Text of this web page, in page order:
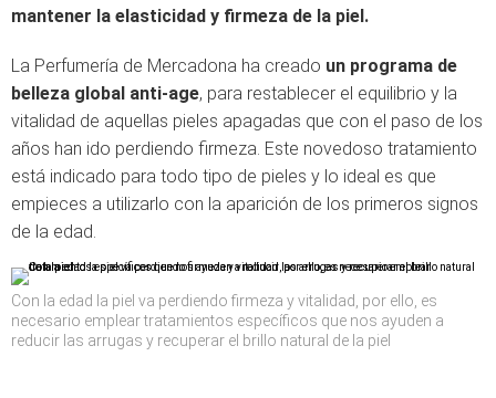
mantener la elasticidad y firmeza de la piel.
La Perfumería de Mercadona ha creado un programa de
belleza global anti-age, para restablecer el equilibrio y la
vitalidad de aquellas pieles apagadas que con el paso de los
años han ido perdiendo firmeza. Este novedoso tratamiento
está indicado para todo tipo de pieles y lo ideal es que
empieces a utilizarlo con la aparición de los primeros signos
de la edad.
Con la edad la piel va perdiendo firmeza y vitalidad, por ello, es
necesario emplear tratamientos específicos que nos ayuden a
reducir las arrugas y recuperar el brillo natural de la piel